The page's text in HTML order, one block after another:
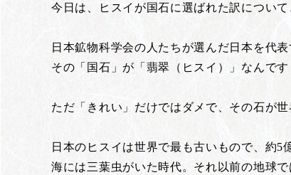
今日は、ヒスイが国石に選ばれた訳につい
日本鉱物科学会の人たちが選んだ日本を代表
その「国石」が「翡翠（ヒスイ）」なんです
ただ「きれい」だけではダメで、その石が
日本のヒスイは世界で最も古いもので、約5
海には三葉虫がいた時代。それ以前の地球